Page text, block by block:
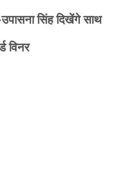
उपासना सिंह दिखेंगे साथ
विनर